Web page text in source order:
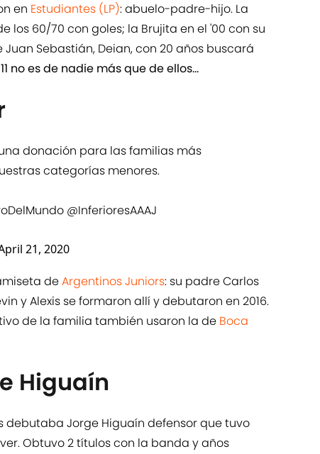
en Estudiantes (LP): abuelo-padre-hijo. La
los 60/70 con goles; la Brujita en el '00 con su
Sebastián, Deian, con 20 años buscará
no es de nadie más que de ellos...
donación para las familias más
categorías menores.
@InferioresAAAJ
21, 2020
deArgentinos Juniors: su padre Carlos
y Alexis se formaron allí y debutaron en 2016.
de la familia también usaron la de Boca
Higuaín
debutaba Jorge Higuaín defensor que tuvo
Obtuvo 2 títulos con la banda y años